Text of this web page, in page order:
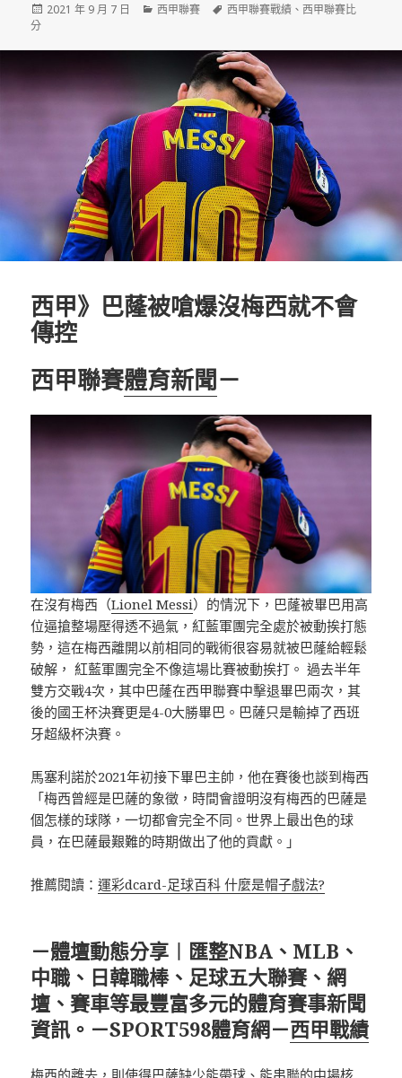
發
2021 年 9 月 7 日
分
西甲聯賽
標
西甲聯賽戰績 、西甲聯賽比
分
西甲》巴蕯被嗆爆沒梅西就不會
傳控
西甲聯賽體育新聞－
在沒有梅西（Lionel Messi）的情況下，巴蕯被畢巴用高
位逼搶整場壓得透不過氣，紅藍軍團完全處於被動挨打態
勢，這在梅西離開以前相同的戰術很容易就被巴蕯給輕鬆
破解， 紅藍軍團完全不像這場比賽被動挨打。 過去半年
雙方交戰4次，其中巴蕯在西甲聯賽中擊退畢巴兩次，其
後的國王杯決賽更是4-0大勝畢巴。巴薩只是輸掉了西班
牙超級杯決賽。
馬塞利諾於2021年初接下畢巴主帥，他在賽後也談到梅西
「梅西曾經是巴薩的象徵，時間會證明沒有梅西的巴薩是
個怎樣的球隊，一切都會完全不同。世界上最出色的球
員，在巴薩最艱難的時期做出了他的貢獻。」
推薦閱讀：運彩dcard-足球百科 什麼是帽子戲法?
－體壇動態分享︱匯整NBA、MLB、
中職、日韓職棒、足球五大聯賽、網
壇、賽車等最豐富多元的體育賽事新聞
資訊。－SPORT598體育網－西甲戰績